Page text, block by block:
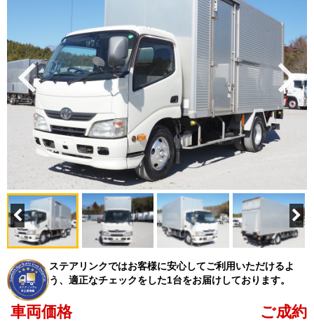
ステアリンクではお客様に安心してご利用いただけるよ
う、適正なチェックをした1台をお届けしております。
車両価格 ご成約